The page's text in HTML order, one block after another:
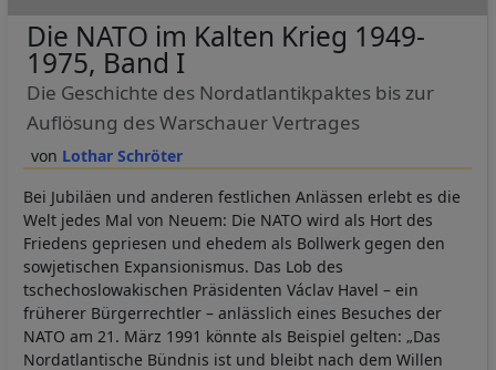
Lothar Schröter
Die NATO im Kalten Krieg 1949-
1975, Band I
Die Geschichte des Nordatlantikpaktes bis zur
Auflösung des Warschauer Vertrages
Bei Jubiläen und anderen festlichen Anlässen erlebt es die
Welt jedes Mal von Neuem: Die NATO wird als Hort des
Friedens gepriesen und ehedem als Bollwerk gegen den
sowjetischen Expansionismus. Das Lob des
tschechoslowakischen Präsidenten Václav Havel – ein
früherer Bürgerrechtler – anlässlich eines Besuches der
NATO am 21. März 1991 könnte als Beispiel gelten: „Das
Nordatlantische Bündnis ist und bleibt nach dem Willen